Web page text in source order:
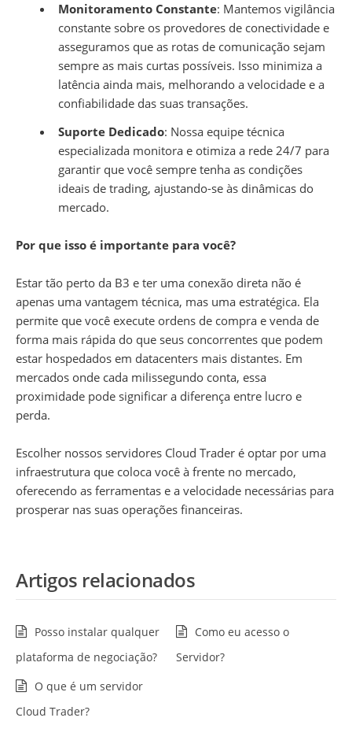
Monitoramento Constante: Mantemos vigilância
constante sobre os provedores de conectividade e
asseguramos que as rotas de comunicação sejam
sempre as mais curtas possíveis. Isso minimiza a
latência ainda mais, melhorando a velocidade e a
confiabilidade das suas transações.
Suporte Dedicado: Nossa equipe técnica
especializada monitora e otimiza a rede 24/7 para
garantir que você sempre tenha as condições
ideais de trading, ajustando-se às dinâmicas do
mercado.
Por que isso é importante para você?
Estar tão perto da B3 e ter uma conexão direta não é
apenas uma vantagem técnica, mas uma estratégica. Ela
permite que você execute ordens de compra e venda de
forma mais rápida do que seus concorrentes que podem
estar hospedados em datacenters mais distantes. Em
mercados onde cada milissegundo conta, essa
proximidade pode significar a diferença entre lucro e
perda.
Escolher nossos servidores Cloud Trader é optar por uma
infraestrutura que coloca você à frente no mercado,
oferecendo as ferramentas e a velocidade necessárias para
prosperar nas suas operações financeiras.
Artigos relacionados
Posso instalar qualquer
plataforma de negociação?
Como eu acesso o
Servidor?
O que é um servidor
Cloud Trader?